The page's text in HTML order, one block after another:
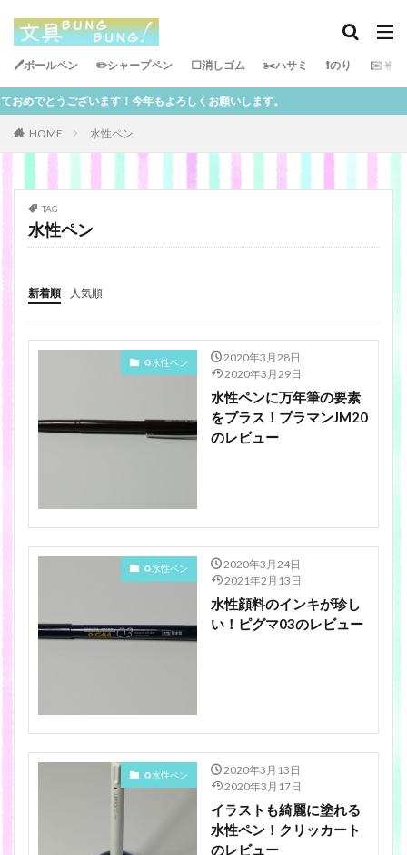
🖊ボールペン ✏️シャープペン ⬜️消しゴム ✂️ハサミ ❗️のり ✉️その
うございます！今年もよろしくお願いします。
HOME 水性ペン
TAG
水性ペン
新着順 人気順
♻️水性ペン
2020年3月28日
2020年3月29日
水性ペンに万年筆の要素
をプラス！プラマンJM20
のレビュー
♻️水性ペン
2020年3月24日
2021年2月13日
水性顔料のインキが珍し
い！ピグマ03のレビュー
♻️水性ペン
2020年3月13日
2020年3月17日
イラストも綺麗に塗れる
水性ペン！クリッカート
のレビュー
タグ
PILOT サインペン サンスター文具
ボールペン
ビジネス
uni カンミ堂 学生
消しゴム
プラス
レイメイ藤井
KUTSUWA
トンボ
スティックのり
KOKUYO
ペン 手帳
ハサミ
ステッドラー
学研
コンパス 絵
SONic